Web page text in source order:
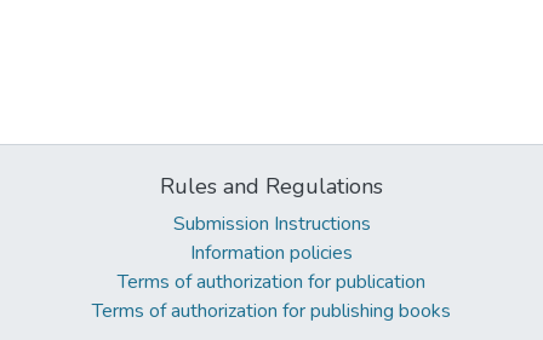
Rules and Regulations
Submission Instructions
Information policies
Terms of authorization for publication
Terms of authorization for publishing books